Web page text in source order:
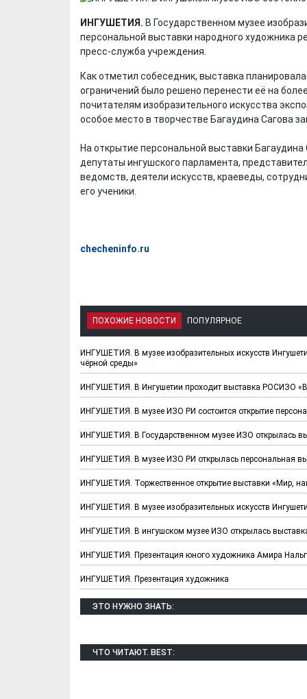
ИНГУШЕТИЯ. В Государственном музее
персональной выставки народного художника
пресс-служба учреждения.
Как отметил собеседник, выставка
ограничений было решено перенести её на
почитателям изобразительного искусства
особое место в творчестве Багаудина Сагова
На открытие персональной выставки
депутаты ингушского парламента,
ведомств, деятели искусств, краеведы,
его ученики.
checheninfo.ru
ПОХОЖИЕ НОВОСТИ ПОПУЛЯРНОЕ
ИНГУШЕТИЯ. В музее изобразительных искусств
чёрной среды»
ИНГУШЕТИЯ. В Ингушетии проходит выставка РОСИЗО
ИНГУШЕТИЯ. В музее ИЗО РИ состоится открытие
ИНГУШЕТИЯ. В Государственном музее ИЗО открылась
ИНГУШЕТИЯ. В музее ИЗО РИ открылась персональная
ИНГУШЕТИЯ. Торжественное открытие выставки «Мир,
ИНГУШЕТИЯ. В музее изобразительных искусств
ИНГУШЕТИЯ. В ингушском музее ИЗО открылась
ИНГУШЕТИЯ. Презентация юного художника Амира
ИНГУШЕТИЯ. Презентация художника
ЭТО НУЖНО ЗНАТЬ:
ЧТО ЧИТАЮТ. BEST: